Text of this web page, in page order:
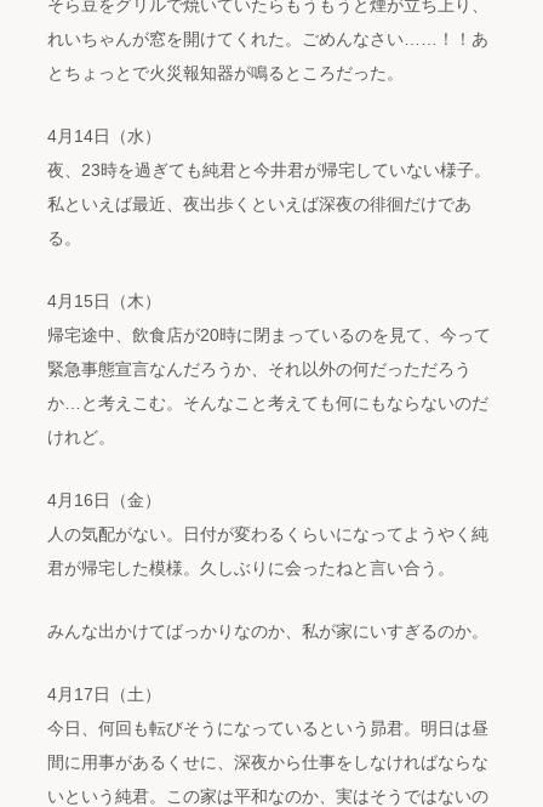
そら豆をグリルで焼いていたらもうもうと煙が立ち上り、
れいちゃんが窓を開けてくれた。ごめんなさい……！！あ
とちょっとで火災報知器が鳴るところだった。
4月14日（水）
夜、23時を過ぎても純君と今井君が帰宅していない様子。
私といえば最近、夜出歩くといえば深夜の徘徊だけであ
る。
4月15日（木）
帰宅途中、飲食店が20時に閉まっているのを見て、今って
緊急事態宣言なんだろうか、それ以外の何だっただろう
か…と考えこむ。そんなこと考えても何にもならないのだ
けれど。
4月16日（金）
人の気配がない。日付が変わるくらいになってようやく純
君が帰宅した模様。久しぶりに会ったねと言い合う。
みんな出かけてばっかりなのか、私が家にいすぎるのか。
4月17日（土）
今日、何回も転びそうになっているという昴君。明日は昼
間に用事があるくせに、深夜から仕事をしなければならな
いという純君。この家は平和なのか、実はそうではないの